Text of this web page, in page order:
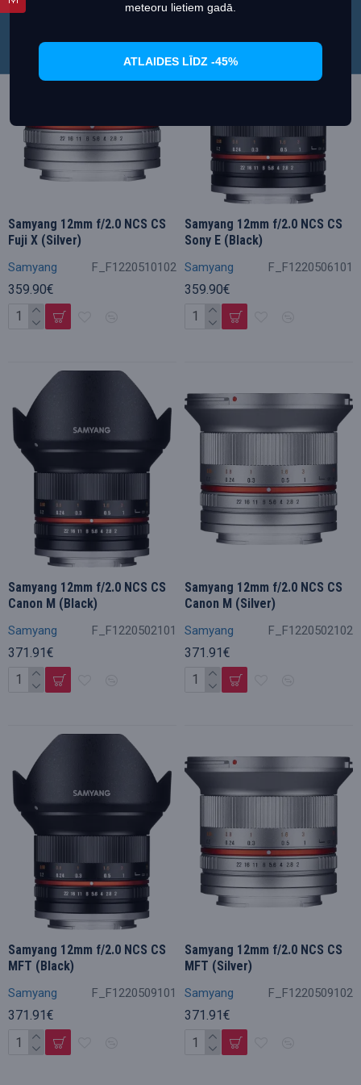
Samyang F_F1220510102
Samyang 12mm f/2.0 NCS CS
Fuji X (Silver)
359.90€
Samyang F_F1220506101
Samyang 12mm f/2.0 NCS CS
Sony E (Black)
359.90€
Samyang F_F1220502101
Samyang 12mm f/2.0 NCS CS
Canon M (Black)
371.91€
Samyang F_F1220502102
Samyang 12mm f/2.0 NCS CS
Canon M (Silver)
371.91€
Samyang F_F1220509101
Samyang 12mm f/2.0 NCS CS
MFT (Black)
371.91€
Samyang F_F1220509102
Samyang 12mm f/2.0 NCS CS
MFT (Silver)
371.91€
meteoru lietiem gadā.
ATLAIDES LĪDZ -45%